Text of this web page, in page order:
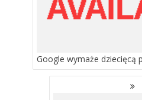
Google wymaże dziecięcą